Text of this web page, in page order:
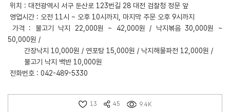
위치 : 대전광역시 서구 둔산로 123번길 28 대전 검찰청 정문 앞
영업시간 : 오전 11시 ~ 오후 10시까지, 마지막 주문 오후 9시까지
가격 : 불고기 낙지 22,000원 ~ 42,000원 / 낙지볶음 30,000원 ~
50,000원 /
간장낙지 10,000원 / 연포탕 15,000원 / 낙지해물파전 12,000원 /
불고기 낙지 백반 10,000원
전화번호 : 042-489-5330
13 45 9.4K